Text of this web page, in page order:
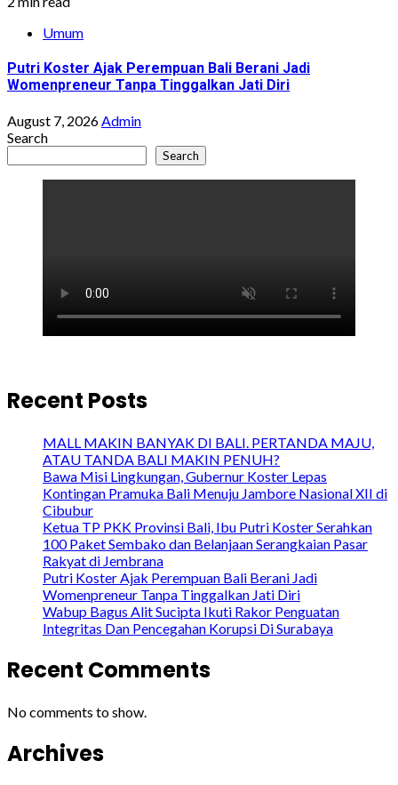
Umum
Putri Koster Ajak Perempuan Bali Berani Jadi
Womenpreneur Tanpa Tinggalkan Jati Diri
August 7, 2026Admin
Search
Search
Recent Posts
MALL MAKIN BANYAK DI BALI. PERTANDA MAJU,
ATAU TANDA BALI MAKIN PENUH?
Bawa Misi Lingkungan, Gubernur Koster Lepas
Kontingan Pramuka Bali Menuju Jambore Nasional XII di
Cibubur
Ketua TP PKK Provinsi Bali, Ibu Putri Koster Serahkan
100 Paket Sembako dan Belanjaan Serangkaian Pasar
Rakyat di Jembrana
Putri Koster Ajak Perempuan Bali Berani Jadi
Womenpreneur Tanpa Tinggalkan Jati Diri
Wabup Bagus Alit Sucipta Ikuti Rakor Penguatan
Integritas Dan Pencegahan Korupsi Di Surabaya
Recent Comments
No comments to show.
Archives